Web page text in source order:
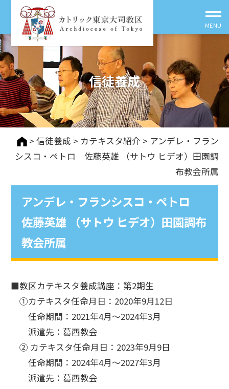
信徒養成
> 信徒養成 > カテキスタ紹介 > アンデレ・フラン
シスコ・ペトロ 佐藤英雄 （サトウ ヒデオ）田園調
布教会所属
アンデレ・フランシスコ・ペトロ
佐藤英雄 （サトウ ヒデオ）田園調布
教会所属
■教区カテキスタ養成講座：第2期生
①カテキスタ任命月日：2020年9月12日
任命期間：2021年4月～2024年3月
派遣先：葛西教会
② カテキスタ任命月日：2023年9月9日
任命期間：2024年4月～2027年3月
派遣先：葛西教会